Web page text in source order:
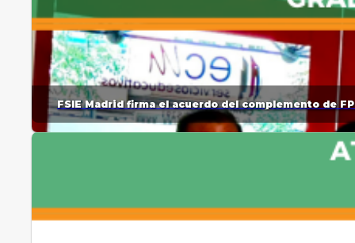
FSIE Madrid firma el acuerdo del complemento de